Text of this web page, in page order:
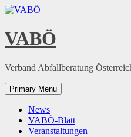
Skip
content
VABÖ
Verband Abfallberatung
Primary Menu
News
VABÖ-Blatt
Veranstaltungen